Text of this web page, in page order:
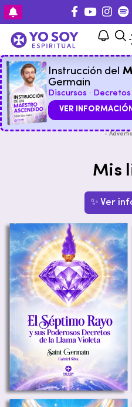
Instrucción del
Germain
Discursos ·
VER INFORMACIÓN
-
Mis
✨ Ver